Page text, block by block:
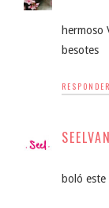
hermoso
besotes
RESPONDER
boló este